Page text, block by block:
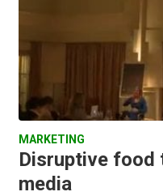
MARKETING
Disruptive food
media